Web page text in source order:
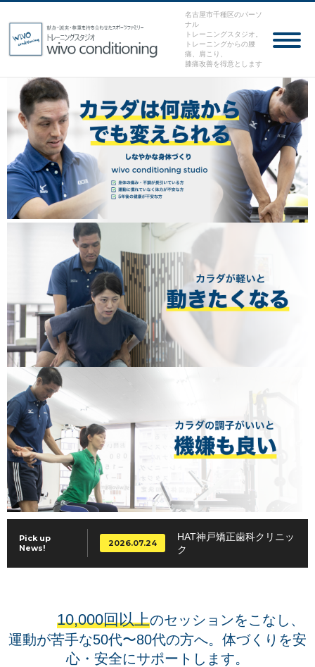
千種区・東山公園の腰痛専門整体｜Wibo conditioning
名古屋市千種区のパーソ
ナル
トレーニングスタジオ。
トレーニングからの腰
痛、肩こり、
膝痛改善を得意とします
選ばれる理由
理由1 体のレッスン
気づかない変化が身体の不調、痛みを少なくする
自分の身体を見つめ直す空間
Pick up
News!
2026.07.24
HAT神戸矯正歯科クリニッ
ク
10,000回以上のセッションをこなし、
運動が苦手な50代〜80代の方へ。体づくりを安
心・安全にサポートします。